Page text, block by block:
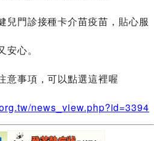
兒門診接種卡介苗疫苗，貼心服
心。
意事項，可以點選這裡喔
news_view.php?id=3394